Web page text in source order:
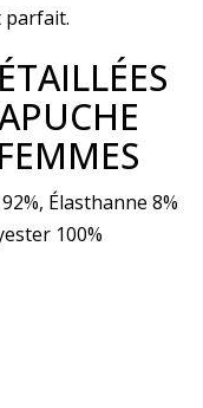
parfait.
Élasthanne 8%
100%